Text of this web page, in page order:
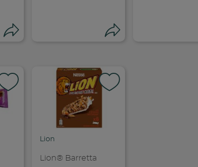
facebook
Condividi
su
link
Condividi
Lion
Lion® Barretta